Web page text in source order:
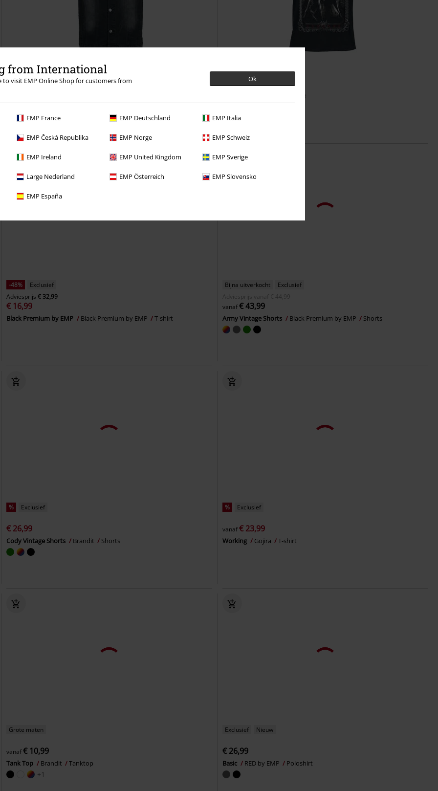
from International
to visit EMP Online Shop for customers from
Ok
EMP France EMP Deutschland EMP Italia
EMP Česká Republika EMP Norge EMP Schweiz
EMP Ireland EMP United Kingdom EMP Sverige
Large Nederland EMP Österreich EMP Slovensko
EMP España
Adviesprijs vanaf€ 44,99
vanaf € 37,39
Adviesprijsvanaf€ 30,99
vanaf€ 26,99
T-shirt
-48%
Exclusief
Adviesprijs € 32,99
€ 16,99
Black Premium by EMP Black Premium by EMP T-shirt
Bijna uitverkocht
Exclusief
Adviesprijs
vanaf € 44,99
vanaf€ 43,99
Army Vintage Shorts Black Premium by EMP Shorts
% Exclusief
€ 26,99
Cody Vintage Shorts Brandit Shorts
% Exclusief
vanaf€ 23,99
Working Gojira T-shirt
Grote maten
vanaf€ 10,99
Tank Top Brandit Tanktop
+1
Exclusief Nieuw
€ 26,99
Basic RED by EMP Poloshirt